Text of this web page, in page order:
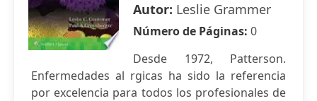
Autor: Leslie Grammer
Número de Páginas: 0
Desde 1972, Patterson.
Enfermedades al rgicas ha sido la referencia
por excelencia para todos los profesionales de